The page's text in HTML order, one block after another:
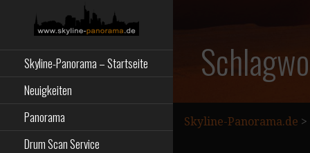
SKYLINE-
PANORAMA.DE
Skyline-Panorama – Startseite
Neuigkeiten
Panorama
Drum Scan Service
Skyline-Panorama.de >